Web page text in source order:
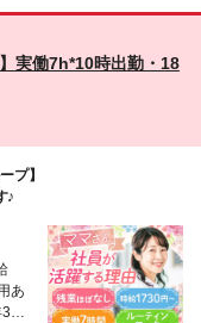
実働7h*10時出勤・18
プ】
♪
あ